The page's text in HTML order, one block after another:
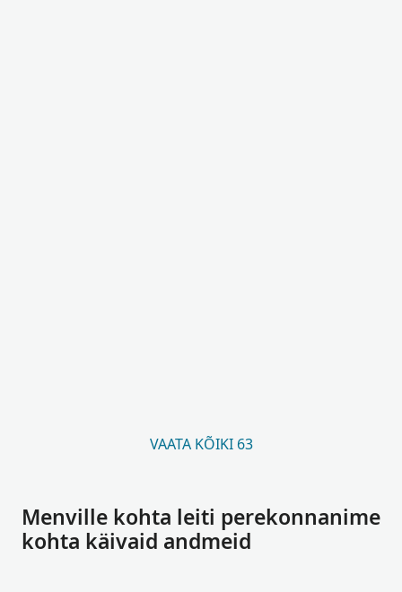
VAATA KÕIKI 63
Menville kohta leiti perekonnanime
kohta käivaid andmeid